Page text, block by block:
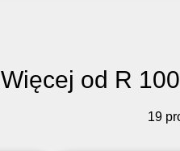
Więcej od R
19